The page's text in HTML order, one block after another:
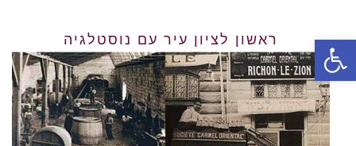
פתח סרגל נגישות